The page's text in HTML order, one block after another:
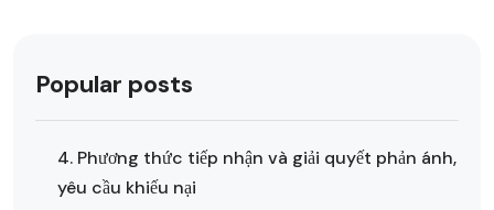
Popular posts
4. Phương thức tiếp nhận và giải quyết phản ánh,
yêu cầu khiếu nại